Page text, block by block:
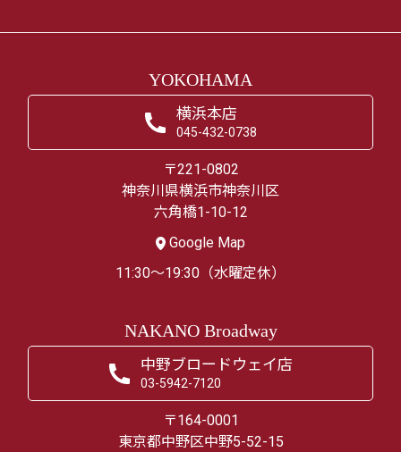
YOKOHAMA
横浜本店
045-432-0738
〒221-0802
神奈川県横浜市神奈川区
六角橋1-10-12
Google Map
11:30～19:30（水曜定休）
NAKANO Broadway
中野ブロードウェイ店
03-5942-7120
〒164-0001
東京都中野区中野5-52-15